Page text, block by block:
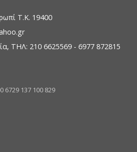
Τ.Κ. 19400
ΤΗΛ: 210 6625569 - 6977 872815
6729 137 100 829